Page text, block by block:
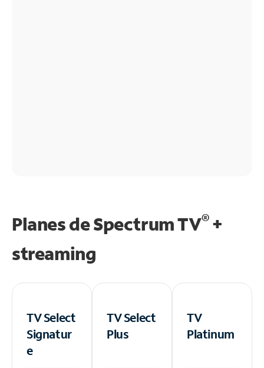
Planes de Spectrum TV®+
streaming
TV Select
Signatur
e
TV Select
Plus
TV
Platinum